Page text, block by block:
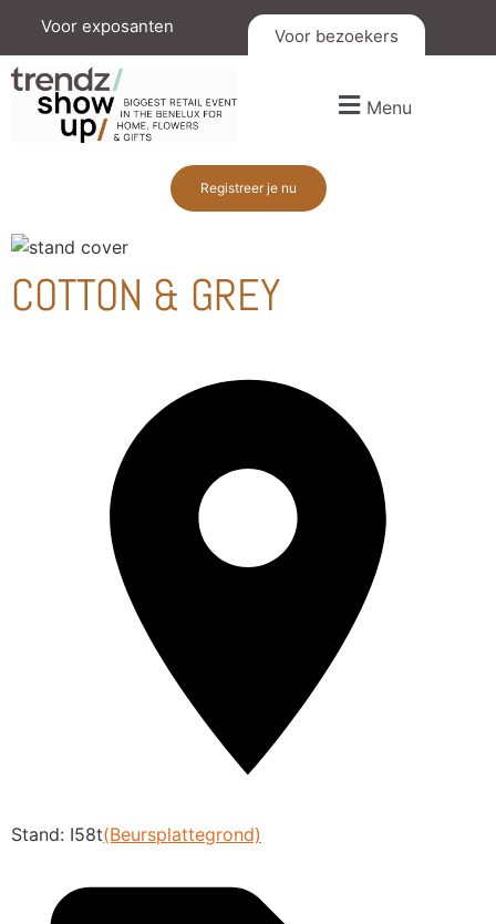
Voor exposanten Voor bezoekers
Menu
Registreer je nu
COTTON & GREY
Stand: I58t(Beursplattegrond)